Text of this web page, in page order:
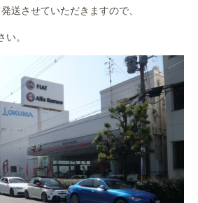
送させていただきますので、
。